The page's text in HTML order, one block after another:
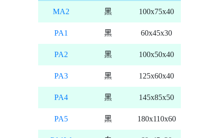
MA2 黑 100x75x40
PA1 黑 60x45x30
PA2 黑 100x50x40
PA3 黑 125x60x40
PA4 黑 145x85x50
PA5 黑 180x110x60